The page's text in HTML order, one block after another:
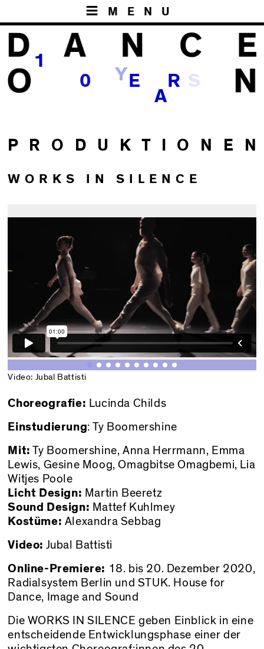
MENU
1
0 Y E
A
R
P R O D U K T I O N E N
WORKS IN SILENCE
Video: Jubal Battisti
Choreografie: Lucinda Childs
Einstudierung: Ty Boomershine
Mit: Ty Boomershine, Anna Herrmann, Emma
Lewis, Gesine Moog, Omagbitse Omagbemi, Lia
Witjes Poole
Licht Design: Martin Beeretz
Sound Design: Mattef Kuhlmey
Kostüme: Alexandra Sebbag
Video: Jubal Battisti
Online-Premiere: 18. bis 20. Dezember 2020,
Radialsystem Berlin und STUK. House for
Dance, Image and Sound
Die WORKS IN SILENCE geben Einblick in eine
entscheidende Entwicklungsphase einer der